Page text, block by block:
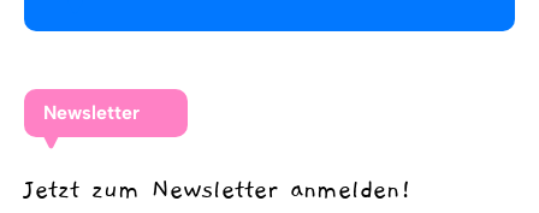
Newsletter
Jetzt zum Newsletter anmelden!